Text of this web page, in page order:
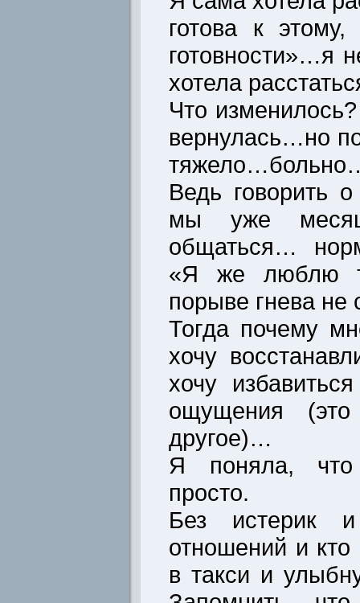
готова к
готовности»…я
хотела
Что
вернулась…но
Ведь говорить
мы уже
общаться…
«Я же люблю
порыве гнева не
Тогда почему
хочу
хочу
ощущения
другое)…
Я поняла, что
просто.
Без истерик
отношений и
в такси и